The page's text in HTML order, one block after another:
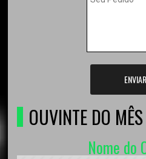
ENVIAR
OUVINTE DO MÊS
Nome do